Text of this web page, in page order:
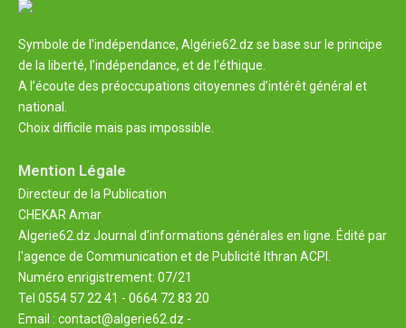
Symbole de l'indépendance, Algérie62.dz se base sur le principe
de la liberté, l’indépendance, et de l’éthique.
A l’écoute des préoccupations citoyennes d’intérêt général et
national.
Choix difficile mais pas impossible.
Mention Légale
Directeur de la Publication
CHEKAR Amar
Algerie62.dz Journal d'informations générales en ligne. Édité par
l'agence de Communication et de Publicité Ithran ACPI.
Numéro enrigistrement: 07/21
Tel 0554 57 22 41 - 0664 72 83 20
Email : contact@algerie62.dz -